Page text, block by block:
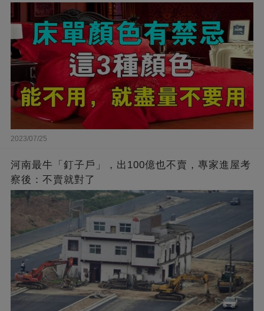
2023/07/25
河南最牛「釘子戶」，出100億也不賣，專家進屋考
察後：不賣就對了